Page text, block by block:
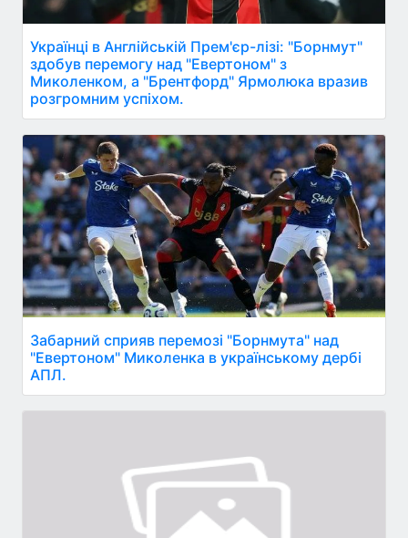
Українці в Англійській Прем'єр-лізі: "Борнмут"
здобув перемогу над "Евертоном" з
Миколенком, а "Брентфорд" Ярмолюка вразив
розгромним успіхом.
Забарний сприяв перемозі "Борнмута" над
"Евертоном" Миколенка в українському дербі
АПЛ.